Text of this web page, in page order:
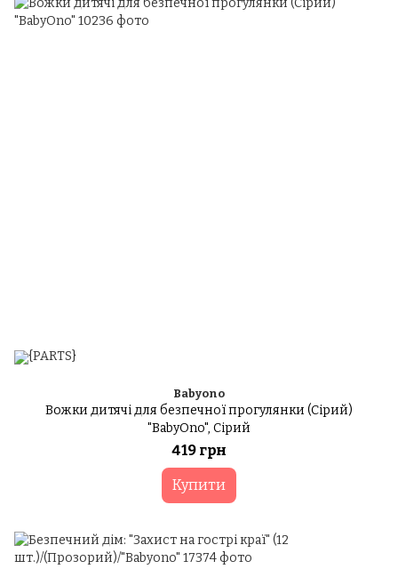
Babyono
Вожки дитячі для безпечної прогулянки (Сірий)
"BabyOno", Сірий
419 грн
Купити